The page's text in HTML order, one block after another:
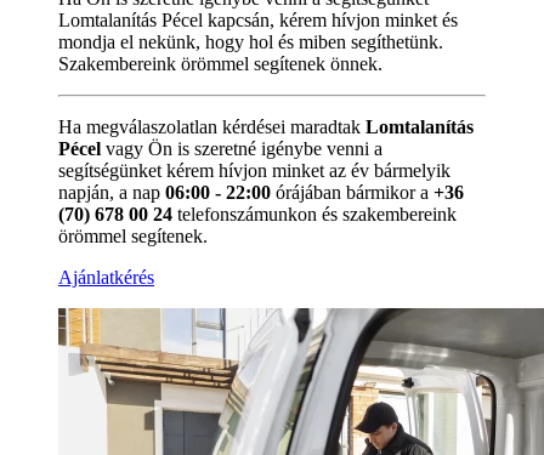
Lomtalanítás Pécel kapcsán, kérem hívjon minket és
mondja el nekünk, hogy hol és miben segíthetünk.
Szakembereink örömmel segítenek önnek.
Ha megválaszolatlan kérdései maradtak Lomtalanítás
Pécel vagy Ön is szeretné igénybe venni a
segítségünket kérem hívjon minket az év bármelyik
napján, a nap 06:00 - 22:00 órájában bármikor a +36
(70) 678 00 24 telefonszámunkon és szakembereink
örömmel segítenek.
Ajánlatkérés